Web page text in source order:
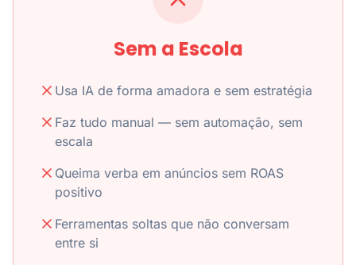
Sem a Escola
Usa IA de forma amadora e sem estratégia
Faz tudo manual — sem automação, sem
escala
Queima verba em anúncios sem ROAS
positivo
Ferramentas soltas que não conversam
entre si